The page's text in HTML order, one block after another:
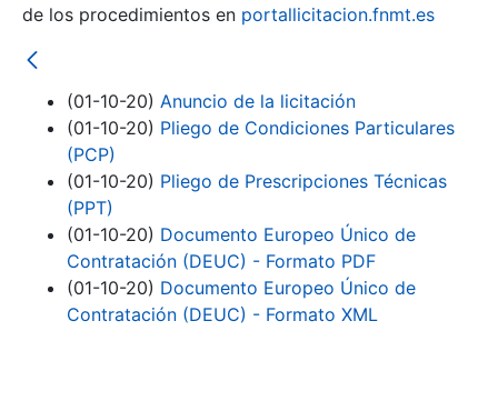
de los procedimientos en portallicitacion.fnmt.es
(01-10-20) Anuncio de la licitación
(01-10-20) Pliego de Condiciones Particulares
(PCP)
(01-10-20) Pliego de Prescripciones Técnicas
(PPT)
(01-10-20) Documento Europeo Único de
Contratación (DEUC) - Formato PDF
(01-10-20) Documento Europeo Único de
Contratación (DEUC) - Formato XML